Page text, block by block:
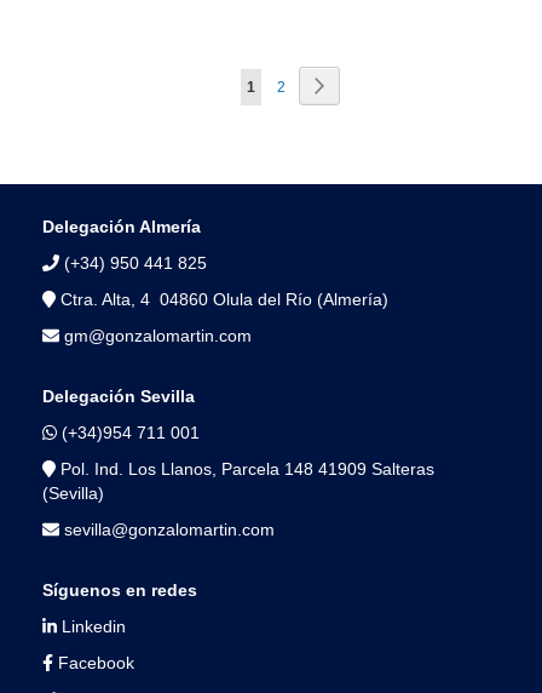
Página
Actualmente
1 Página
2
Delegación Almería
(+34) 950 441 825
Ctra. Alta, 4 04860 Olula del Río (Almería)
gm@gonzalomartin.com
Delegación Sevilla
(+34)954 711 001
Pol. Ind. Los Llanos, Parcela 148 41909 Salteras
(Sevilla)
sevilla@gonzalomartin.com
Síguenos en redes
Linkedin
Facebook